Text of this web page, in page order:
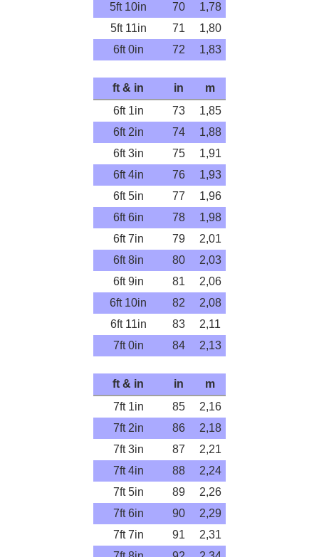
5ft 10in
70
1,78
5ft 11in
71
1,80
6ft 0in
72 1,83
ft & in in
m
6ft 1in
73
1,85
6ft 2in
74
1,88
6ft 3in
75
1,91
6ft 4in
76
1,93
6ft 5in
77
1,96
6ft 6in
78
1,98
6ft 7in
79
2,01
6ft 8in
80
2,03
6ft 9in
81
2,06
6ft 10in
82
2,08
6ft 11in
83
2,11
7ft 0in
84 2,13
ft & in in
m
7ft 1in
85
2,16
7ft 2in
86
2,18
7ft 3in
87
2,21
7ft 4in
88
2,24
7ft 5in
89
2,26
7ft 6in
90
2,29
7ft 7in
91
2,31